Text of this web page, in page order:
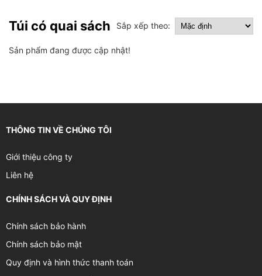
Túi có quai sách Sắp xếp theo:
Sản phẩm đang được cập nhật!
THÔNG TIN VỀ CHÚNG TÔI
Giới thiệu công ty
Liên hệ
CHÍNH SÁCH VÀ QUY ĐỊNH
Chính sách bảo hành
Chính sách bảo mật
Quy định và hình thức thanh toán